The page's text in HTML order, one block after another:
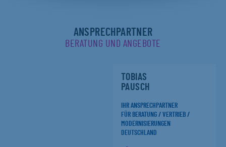
ANSPRECHPARTNER
BERATUNG UND ANGEBOTE
TOBIAS
PAUSCH
IHR ANSPRECHPARTNER
FÜR BERATUNG / VERTRIEB /
MODERNISIERUNGEN
DEUTSCHLAND